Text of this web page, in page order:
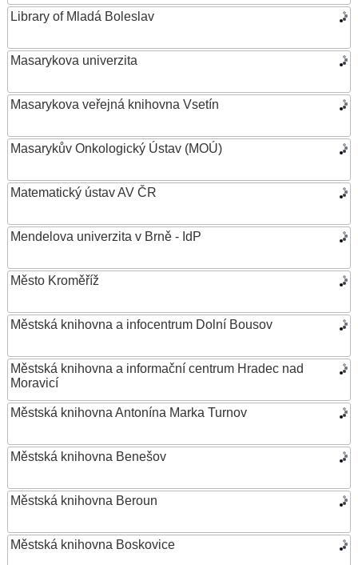
Library of Mladá Boleslav
Masarykova univerzita
Masarykova veřejná knihovna Vsetín
Masarykův Onkologický Ústav (MOÚ)
Matematický ústav AV ČR
Mendelova univerzita v Brně - IdP
Město Kroměříž
Městská knihovna a infocentrum Dolní Bousov
Městská knihovna a informační centrum Hradec nad
Moravicí
Městská knihovna Antonína Marka Turnov
Městská knihovna Benešov
Městská knihovna Beroun
Městská knihovna Boskovice